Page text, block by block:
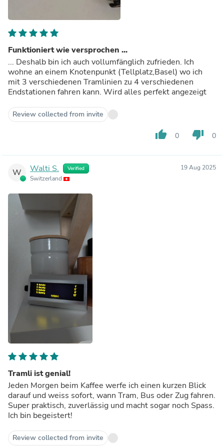
Funktioniert wie versprochen ...
... Deshalb bin ich auch vollumfänglich zufrieden. Ich
wohne an einem Knotenpunkt (Tellplatz,Basel) wo ich
mit 3 verschiedenen Tramlinien zu 4 verschiedenen
Endstationen fahren kann. Wird alles perfekt angezeigt
Review collected from invite
thumb_up 0 thumb_down 0
W Walti S. Verified
Switzerland
19 Aug 2025
Tramli ist genial!
Jeden Morgen beim Kaffee werfe ich einen kurzen Blick
darauf und weiss sofort, wann Tram, Bus oder Zug fahren.
Super praktisch, zuverlässig und macht sogar noch Spass.
Ich bin begeistert!
Review collected from invite